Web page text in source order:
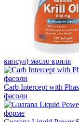
капсул) масло криля
Carb Intercept with
фасоли